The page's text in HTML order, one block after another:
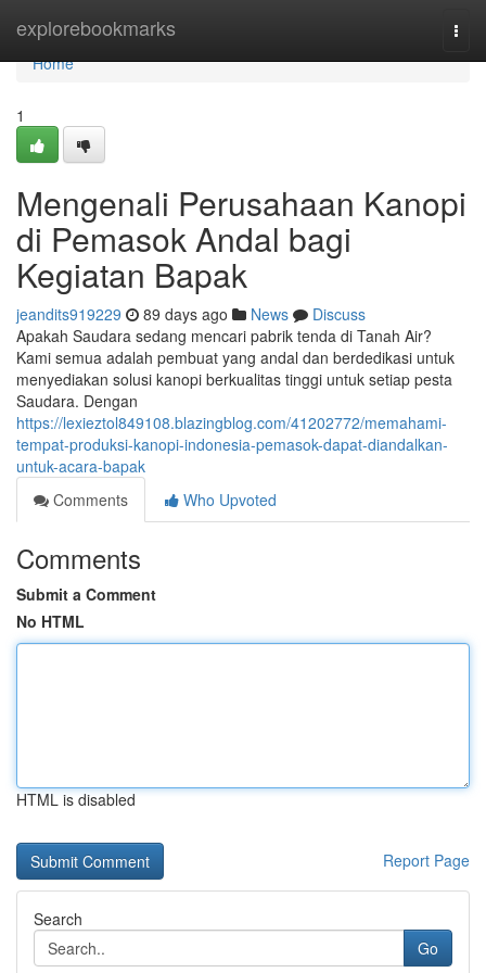
explorebookmarks
Home
Home
1
Mengenali Perusahaan Kanopi
di Pemasok Andal bagi
Kegiatan Bapak
jeandits919229 89 days ago News
Discuss
Apakah Saudara sedang mencari pabrik tenda di Tanah Air?
Kami semua adalah pembuat yang andal dan berdedikasi untuk
menyediakan solusi kanopi berkualitas tinggi untuk setiap pesta
Saudara. Dengan
https://lexieztol849108.blazingblog.com/41202772/memahami-
tempat-produksi-kanopi-indonesia-pemasok-dapat-diandalkan-
untuk-acara-bapak
Comments
Who Upvoted
Comments
Submit a Comment
No HTML
HTML is disabled
Report Page
Search
Go